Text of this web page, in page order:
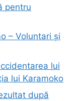
pentru
– Voluntari și
lui
lui Karamoko
după